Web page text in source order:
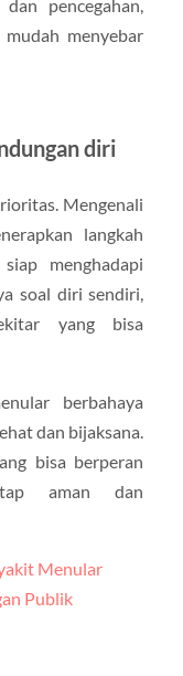
pencegahan,
menyebar
diri
Mengenali
langkah
menghadapi
soal diri sendiri,
yang bisa
berbahaya
dan bijaksana.
bisa berperan
aman dan
Menular
Publik